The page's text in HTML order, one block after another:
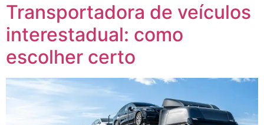
Transportadora de veículos
interestadual: como
escolher certo